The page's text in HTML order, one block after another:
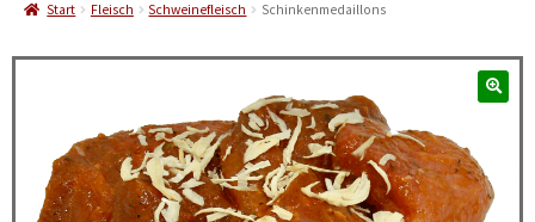
Start Fleisch Schweinefleisch Schinkenmedaillons